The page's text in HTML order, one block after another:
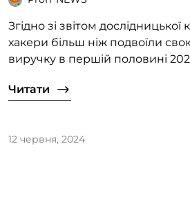
Згідно зі звітом дослідницької
хакери більш ніж подвоїли
виручку в першій половині
Читати
12 червня, 2024